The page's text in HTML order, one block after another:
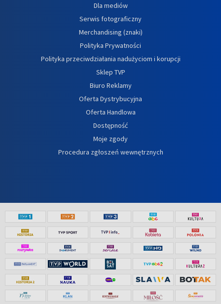
Dla mediów
Serwis fotograficzny
Merchandising (znaki)
Polityka Prywatności
Polityka przeciwdziałania nadużyciom i korupcji
Sklep TVP
Biuro Reklamy
Oferta Dystrybucyjna
Oferta Handlowa
Dostępność
Moje zgody
Procedura zgłoszeń wewnętrznych